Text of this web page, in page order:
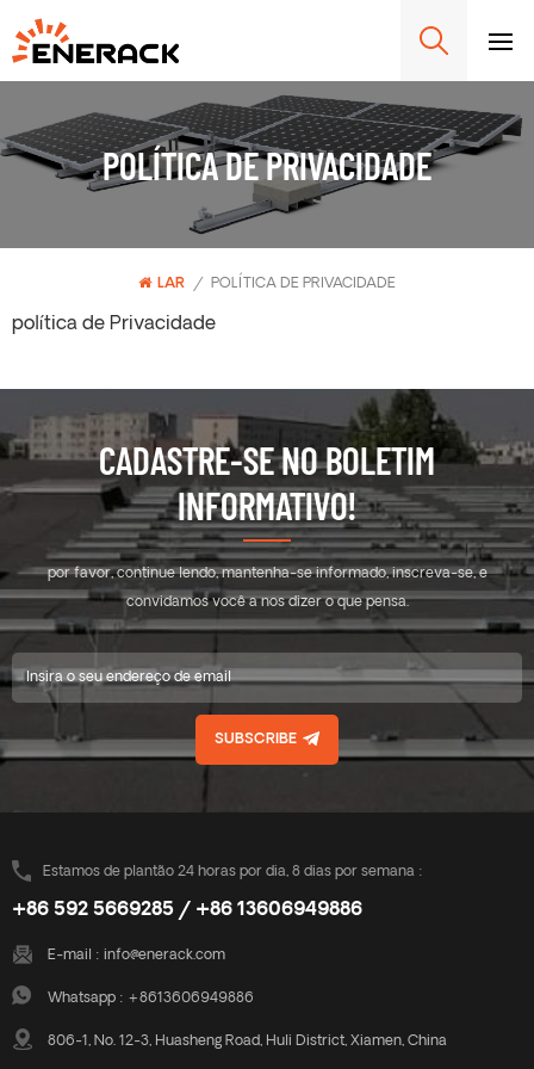
POLÍTICA DE PRIVACIDADE
LAR / POLÍTICA DE PRIVACIDADE
política de Privacidade
CADASTRE-SE NO BOLETIM
INFORMATIVO!
por favor, continue lendo, mantenha-se informado, inscreva-se, e
convidamos você a nos dizer o que pensa.
SUBSCRIBE
Estamos de plantão 24 horas por dia, 8 dias por semana :
+86 592 5669285 / +86 13606949886
E-mail : info@enerack.com
Whatsapp : +8613606949886
806-1, No. 12-3, Huasheng Road, Huli District, Xiamen, China